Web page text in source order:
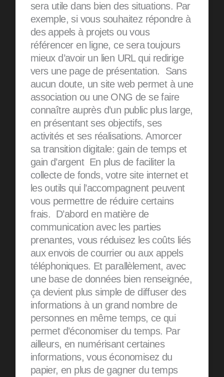
sera utile dans bien des situations. Par
exemple, si vous souhaitez répondre à
des appels à projets ou vous
référencer en ligne, ce sera toujours
mieux d’avoir un lien URL qui redirige
vers une page de présentation. Sans
aucun doute, un site web permet à une
association ou une ONG de se faire
connaître auprès d’un public plus large,
en présentant ses objectifs, ses
activités et ses réalisations. Amorcer
sa transition digitale: gain de temps et
gain d’argent En plus de faciliter la
collecte de fonds, votre site internet et
les outils qui l’accompagnent peuvent
vous permettre de réduire certains
frais. D’abord en matière de
communication avec les parties
prenantes, vous réduisez les coûts liés
aux envois de courrier ou aux appels
téléphoniques. Et parallèlement, avec
une base de données bien renseignée,
ça devient plus simple de diffuser des
informations à un grand nombre de
personnes en même temps, ce qui
permet d’économiser du temps. Par
ailleurs, en numérisant certaines
informations, vous économisez du
papier, en plus de gagner du temps